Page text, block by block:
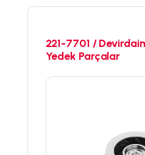
221-7701 /
Yedek Parçalar